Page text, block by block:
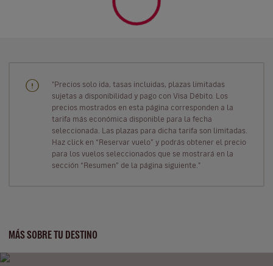
"Precios solo ida, tasas incluidas, plazas limitadas
sujetas a disponibilidad y pago con Visa Débito. Los
precios mostrados en esta página corresponden a la
tarifa más económica disponible para la fecha
seleccionada. Las plazas para dicha tarifa son limitadas.
Haz click en “Reservar vuelo” y podrás obtener el precio
para los vuelos seleccionados que se mostrará en la
sección “Resumen” de la página siguiente."
MÁS SOBRE TU DESTINO